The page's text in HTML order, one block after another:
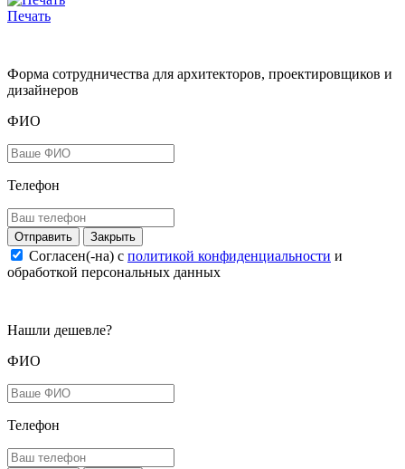
Печать
Форма сотрудничества для архитекторов, проектировщиков и
дизайнеров
ФИО
Телефон
Закрыть
Согласен(-на) c политикой конфиденциальности и
обработкой персональных данных
Нашли дешевле?
ФИО
Телефон